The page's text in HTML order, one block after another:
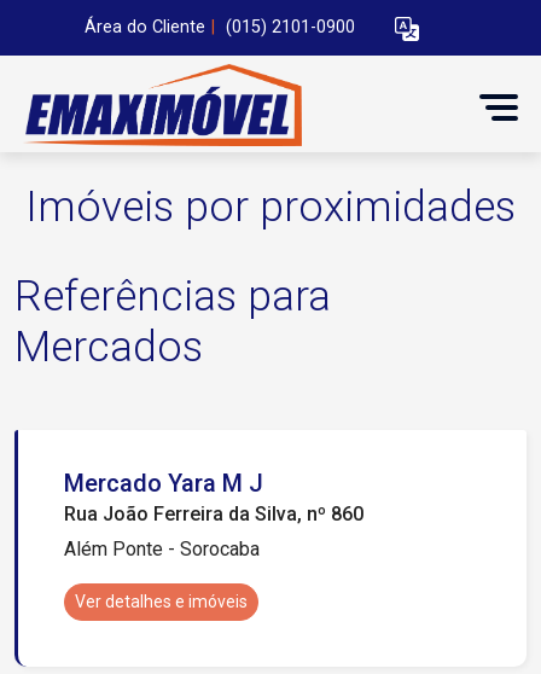
Área do Cliente (015) 2101-0900
Imóveis por proximidades
Referências para
Mercados
Mercado Yara M J
Rua João Ferreira da Silva, nº 860
Além Ponte - Sorocaba
Ver detalhes e imóveis